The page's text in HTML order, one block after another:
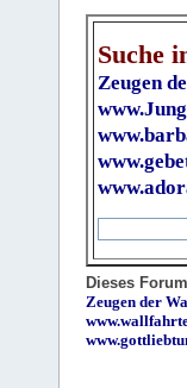
Suche
Zeugen
Dieses
Zeugen der